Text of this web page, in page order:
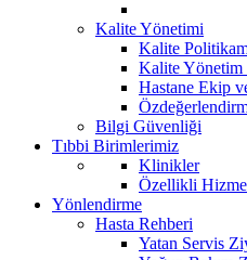
Kalite Yönetimi
Kalite
Kalite Yönetim
Hastane Ekip
Bilgi Güvenliği
Tıbbi Birimlerimiz
Klinikler
Özellikli
Yönlendirme
Hasta Rehberi
Yatan Servis